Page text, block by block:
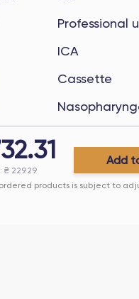
Professional
ICA
Cassette
: ₴ 229.29
Add
products is subject to